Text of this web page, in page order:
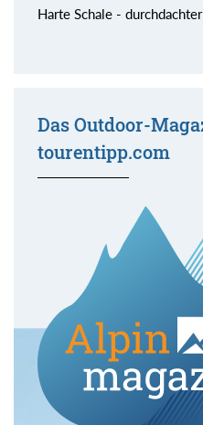
Harte Schale -
Das Outdoor-
tourentipp.com